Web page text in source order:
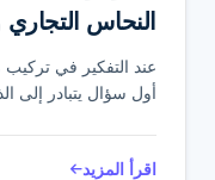
النحاس
عند التفكير في
أول سؤال يتبادر إلى
اقرأ المزيد